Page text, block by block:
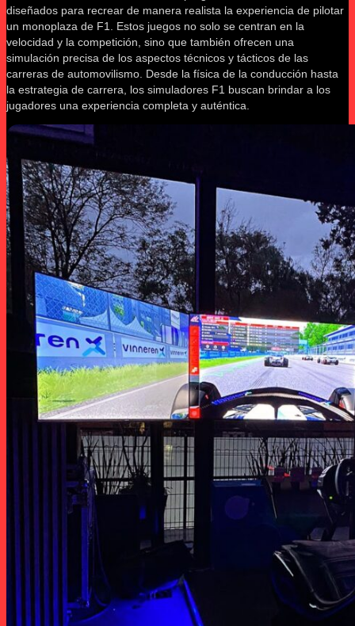
diseñados para recrear de manera realista la experiencia de pilotar
un monoplaza de F1. Estos juegos no solo se centran en la
velocidad y la competición, sino que también ofrecen una
simulación precisa de los aspectos técnicos y tácticos de las
carreras de automovilismo. Desde la física de la conducción hasta
la estrategia de carrera, los simuladores F1 buscan brindar a los
jugadores una experiencia completa y auténtica.